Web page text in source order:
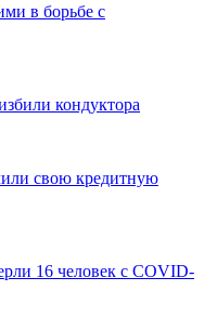
в борьбе с
кондуктора
свою кредитную
16 человек с COVID-